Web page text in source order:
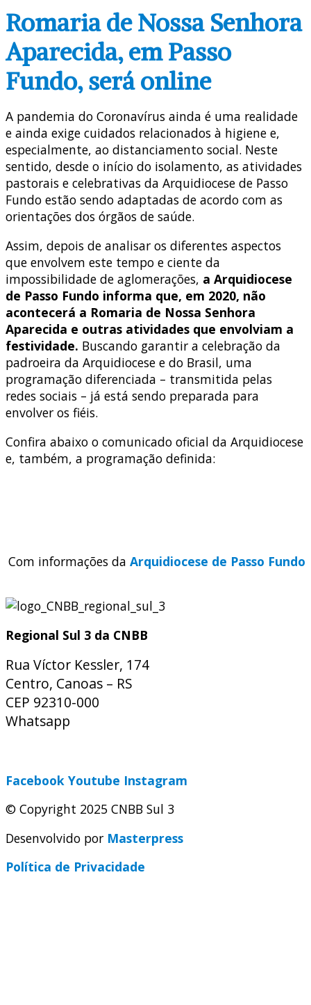
Romaria de Nossa Senhora
Aparecida, em Passo
Fundo, será online
A pandemia do Coronavírus ainda é uma realidade
e ainda exige cuidados relacionados à higiene e,
especialmente, ao distanciamento social. Neste
sentido, desde o início do isolamento, as atividades
pastorais e celebrativas da Arquidiocese de Passo
Fundo estão sendo adaptadas de acordo com as
orientações dos órgãos de saúde.
Assim, depois de analisar os diferentes aspectos
que envolvem este tempo e ciente da
impossibilidade de aglomerações, a Arquidiocese
de Passo Fundo informa que, em 2020, não
acontecerá a Romaria de Nossa Senhora
Aparecida e outras atividades que envolviam a
festividade. Buscando garantir a celebração da
padroeira da Arquidiocese e do Brasil, uma
programação diferenciada – transmitida pelas
redes sociais – já está sendo preparada para
envolver os fiéis.
Confira abaixo o comunicado oficial da Arquidiocese
e, também, a programação definida:
Com informações da Arquidiocese de Passo Fundo
Regional Sul 3 da CNBB
Rua Víctor Kessler, 174
Centro, Canoas – RS
CEP 92310-000
Whatsapp
Facebook Youtube Instagram
© Copyright 2025 CNBB Sul 3
Desenvolvido por Masterpress
Política de Privacidade